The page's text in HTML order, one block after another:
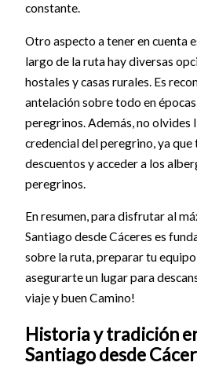
constante.
Otro aspecto a tener en cuenta
largo de la ruta hay diversas
hostales y casas rurales. Es
antelación sobre todo en
peregrinos. Además, no olvides
credencial del peregrino, ya
descuentos y acceder a los
peregrinos.
En resumen, para disfrutar al
Santiago desde Cáceres es
sobre la ruta, preparar tu
asegurarte un lugar para
viaje y buen Camino!
Historia y tradición
Santiago desde